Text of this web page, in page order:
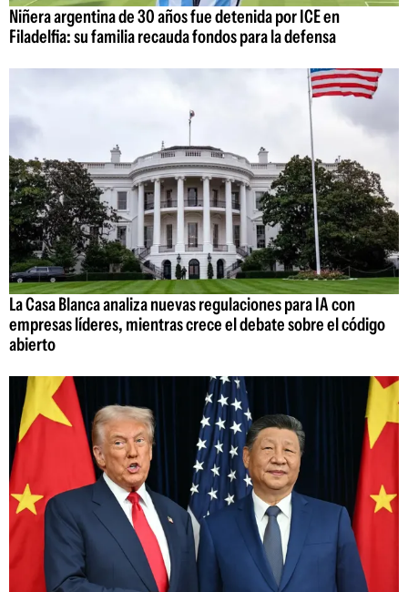
Niñera argentina de 30 años fue detenida por ICE en
Filadelfia: su familia recauda fondos para la defensa
La Casa Blanca analiza nuevas regulaciones para IA con
empresas líderes, mientras crece el debate sobre el código
abierto